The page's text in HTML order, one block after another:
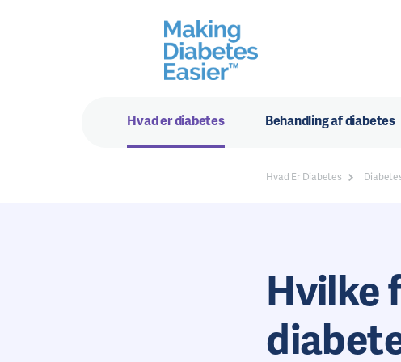
Hvad er diabetes Behandling af diabetes
Hvad Er Diabetes
Hvilke